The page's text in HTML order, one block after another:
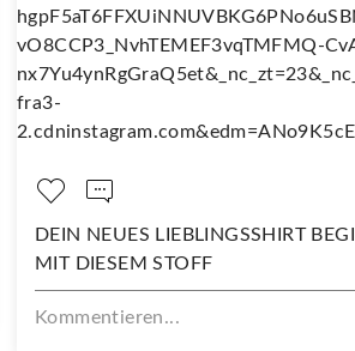
DEIN NEUES LIEBLINGSSHIRT BEGINNT
MIT DIESEM STOFF
Kommentieren...